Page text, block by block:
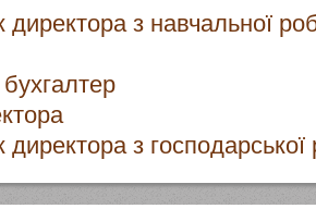
директора з навчальної
директора з господарської